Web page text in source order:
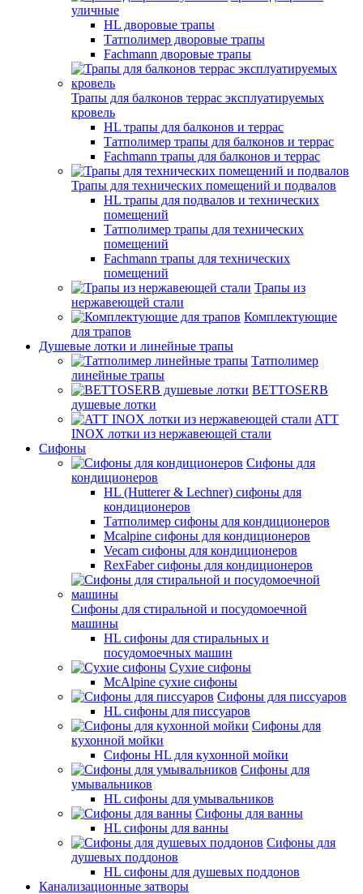
уличные
HL дворовые трапы
Татполимер дворовые трапы
Fachmann дворовые трапы
Трапы для балконов террас эксплуатируемых
кровель
HL трапы для балконов и террас
Татполимер трапы для балконов и террас
Fachmann трапы для балконов и террас
Трапы для технических помещений и подвалов
HL трапы для подвалов и технических
помещений
Татполимер трапы для технических
помещений
Fachmann трапы для технических
помещений
Трапы из
нержавеющей стали
Комплектующие
для трапов
Душевые лотки и линейные трапы
Татполимер
линейные трапы
BETTOSERB
душевые лотки
ATT
INOX лотки из нержавеющей стали
Сифоны
Сифоны для
кондиционеров
HL (Hutterer & Lechner) сифоны для
кондиционеров
Татполимер сифоны для кондиционеров
Mcalpine сифоны для кондиционеров
Vecam сифоны для кондиционеров
RexFaber сифоны для кондиционеров
Сифоны для стиральной и посудомоечной
машины
HL сифоны для стиральных и
посудомоечных машин
Сухие сифоны
McAlpine сухие сифоны
Сифоны для писсуаров
HL сифоны для писсуаров
Сифоны для
кухонной мойки
Сифоны HL для кухонной мойки
Сифоны для
умывальников
HL сифоны для умывальников
Сифоны для ванны
HL сифоны для ванны
Сифоны для
душевых поддонов
HL сифоны для душевых поддонов
Канализационные затворы